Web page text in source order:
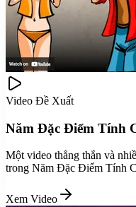
Video Đề Xuất
Năm Đặc Điểm Tính
Một video thẳng thắn và
trong Năm Đặc Điểm Tính
Xem Video